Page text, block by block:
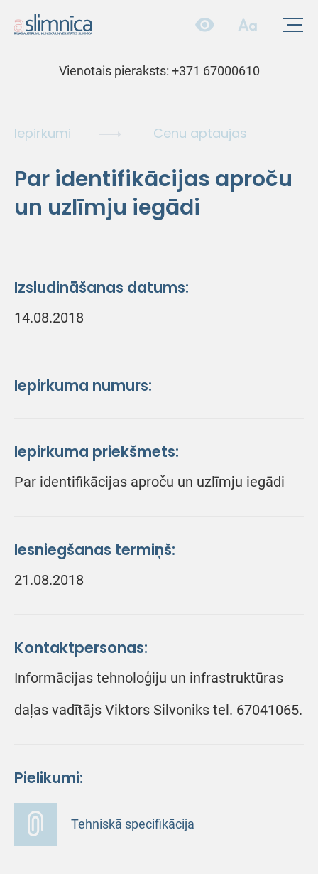
Vienotais pieraksts: +371 67000610
Iepirkumi Cenu aptaujas
Par identifikācijas aproču
un uzlīmju iegādi
Izsludināšanas datums:
14.08.2018
Iepirkuma numurs:
Iepirkuma priekšmets:
Par identifikācijas aproču un uzlīmju iegādi
Iesniegšanas termiņš:
21.08.2018
Kontaktpersonas:
Informācijas tehnoloģiju un infrastruktūras
daļas vadītājs Viktors Silvoniks tel. 67041065.
Pielikumi:
Tehniskā specifikācija